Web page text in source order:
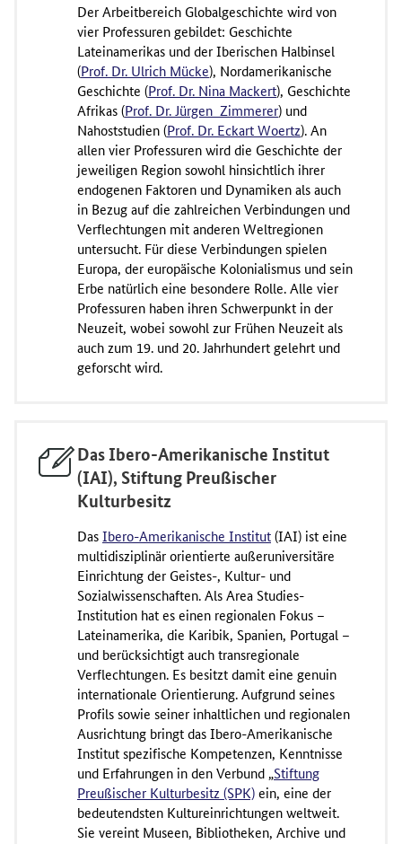
Der Arbeitbereich Globalgeschichte wird von
vier Professuren gebildet: Geschichte
Lateinamerikas und der Iberischen Halbinsel
(Prof. Dr. Ulrich Mücke), Nordamerikanische
Geschichte (Prof. Dr. Nina Mackert), Geschichte
Afrikas (Prof. Dr. Jürgen Zimmerer) und
Nahoststudien (Prof. Dr. Eckart Woertz). An
allen vier Professuren wird die Geschichte der
jeweiligen Region sowohl hinsichtlich ihrer
endogenen Faktoren und Dynamiken als auch
in Bezug auf die zahlreichen Verbindungen und
Verflechtungen mit anderen Weltregionen
untersucht. Für diese Verbindungen spielen
Europa, der europäische Kolonialismus und sein
Erbe natürlich eine besondere Rolle. Alle vier
Professuren haben ihren Schwerpunkt in der
Neuzeit, wobei sowohl zur Frühen Neuzeit als
auch zum 19. und 20. Jahrhundert gelehrt und
geforscht wird.
Das Ibero-Amerikanische Institut
(IAI), Stiftung Preußischer
Kulturbesitz
DasIbero-Amerikanische Institut(IAI) ist eine
multidisziplinär orientierte außeruniversitäre
Einrichtung der Geistes-, Kultur- und
Sozialwissenschaften. Als Area Studies-
Institution hat es einen regionalen Fokus –
Lateinamerika, die Karibik, Spanien, Portugal –
und berücksichtigt auch transregionale
Verflechtungen. Es besitzt damit eine genuin
internationale Orientierung. Aufgrund seines
Profils sowie seiner inhaltlichen und regionalen
Ausrichtung bringt das Ibero-Amerikanische
Institut spezifische Kompetenzen, Kenntnisse
und Erfahrungen in den Verbund „Stiftung
Preußischer Kulturbesitz (SPK)ein, eine der
bedeutendsten Kultureinrichtungen weltweit.
Sie vereint Museen, Bibliotheken, Archive und